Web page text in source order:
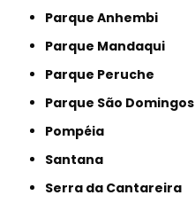
Parque Anhembi
Parque Mandaqui
Parque Peruche
Parque São Domingos
Pompéia
Santana
Serra da Cantareira